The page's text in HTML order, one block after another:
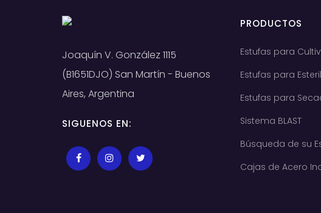
Joaquín V. González 1115
(B1651DJO) San Martín - Buenos
Aires, Argentina
SIGUENOS EN:
PRODUCTOS
Estufas para
Estufas para
Estufas para
Sistema BLAST
Búsqueda de su
Cajas de Acero